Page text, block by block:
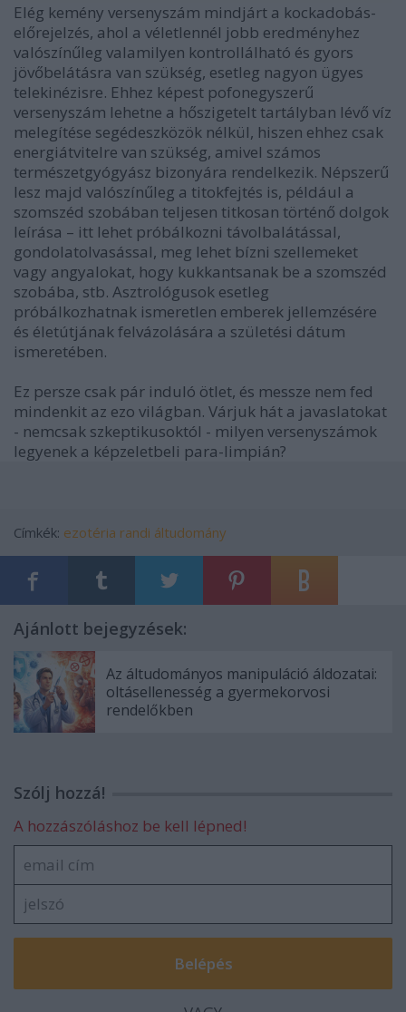
Elég kemény versenyszám mindjárt a kockadobás-
előrejelzés, ahol a véletlennél jobb eredményhez
valószínűleg valamilyen kontrollálható és gyors
jövőbelátásra van szükség, esetleg nagyon ügyes
telekinézisre. Ehhez képest pofonegyszerű
versenyszám lehetne a hőszigetelt tartályban lévő víz
melegítése segédeszközök nélkül, hiszen ehhez csak
energiátvitelre van szükség, amivel számos
természetgyógyász bizonyára rendelkezik. Népszerű
lesz majd valószínűleg a titokfejtés is, például a
szomszéd szobában teljesen titkosan történő dolgok
leírása – itt lehet próbálkozni távolbalátással,
gondolatolvasással, meg lehet bízni szellemeket
vagy angyalokat, hogy kukkantsanak be a szomszéd
szobába, stb. Asztrológusok esetleg
próbálkozhatnak ismeretlen emberek jellemzésére
és életútjának felvázolására a születési dátum
ismeretében.
Ez persze csak pár induló ötlet, és messze nem fed
mindenkit az ezo világban. Várjuk hát a javaslatokat
- nemcsak szkeptikusoktól - milyen versenyszámok
legyenek a képzeletbeli para-limpián?
Címkék: ezotéria randi áltudomány
Ajánlott bejegyzések:
Az áltudományos manipuláció áldozatai:
oltásellenesség a gyermekorvosi
rendelőkben
Szólj hozzá!
A hozzászóláshoz be kell lépned!